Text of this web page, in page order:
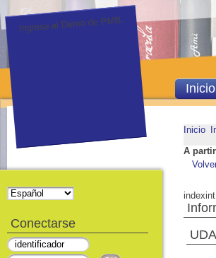
Inicio
A
indexint
Ingrese al Demo de PMB.
Inicio
Conectarse